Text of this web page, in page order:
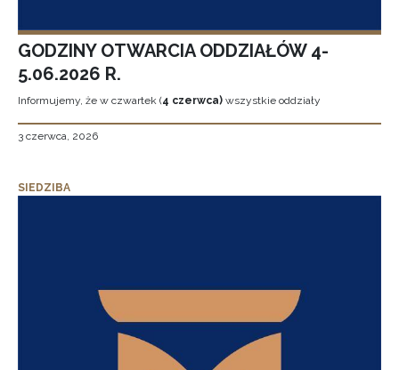
GODZINY OTWARCIA ODDZIAŁÓW 4-
5.06.2026 R.
Informujemy, że w czwartek (4 czerwca) wszystkie oddziały
3 czerwca, 2026
SIEDZIBA